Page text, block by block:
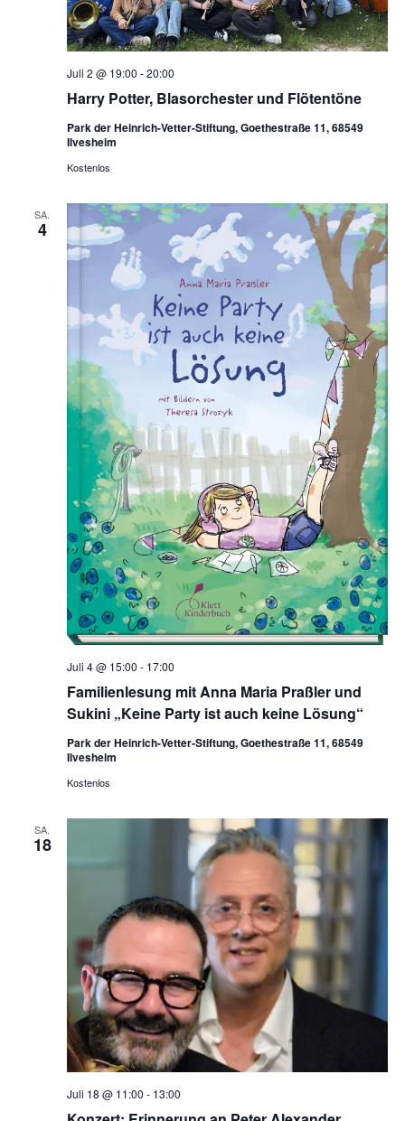
Harry Potter, Blasorchester und Flötentöne
Juli 2 @ 19:00 -20:00
Park der Heinrich-Vetter-Stiftung, Goethestraße 11, 68549
Ilvesheim
Kostenlos
SA.
4
Familienlesung mit Anna Maria Praßler und
Sukini „Keine Party ist auch keine Lösung“
Juli 4 @ 15:00 - 17:00
Park der Heinrich-Vetter-Stiftung, Goethestraße 11, 68549
Ilvesheim
Kostenlos
SA.
18
Juli 18 @ 11:00 - 13:00